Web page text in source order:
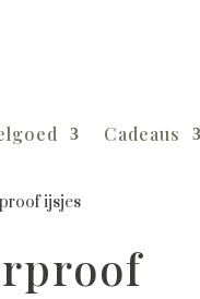
Cadeaus
ijsjes